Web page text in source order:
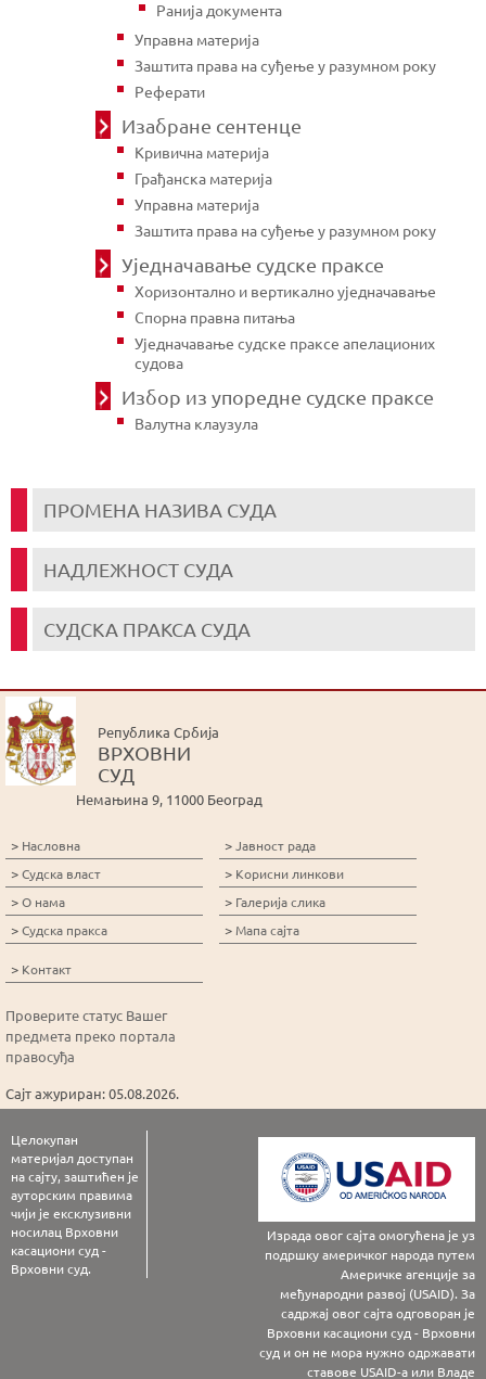
Ранија документа
Управна материја
Заштита права на суђење у разумном року
Реферати
Изабране сентенце
Кривична материја
Грађанска материја
Управна материја
Заштита права на суђење у разумном року
Уједначавање судске праксе
Хоризонтално и вертикално уједначавање
Спорна правна питања
Уједначавање судске праксе апелационих
судова
Избор из упоредне судске праксе
Валутна клаузула
ПРОМЕНА НАЗИВА СУДА
НАДЛЕЖНОСТ СУДА
СУДСКА ПРАКСА СУДА
Република Србија
ВРХОВНИ
СУД
Немањина 9, 11000 Београд
> Насловна
>Судска власт
>О нама
>Судска пракса
>Јавност рада
> Корисни линкови
> Галерија слика
> Мапа сајта
> Контакт
Проверите статус Вашег
предмета преко портала
правосуђа
Сајт ажуриран: 05.08.2026.
Целокупан
материјал доступан
на сајту, заштићен је
ауторским правима
чији је ексклузивни
носилац Врховни
касациони суд -
Врховни суд.
Израда овог сајта омогућена је уз
подршку америчког народа путем
Америчке агенције за
међународни развој (USAID). За
садржај овог сајта одговоран је
Врховни касациони суд - Врховни
суд и он не мора нужно одржавати
ставове USAID-а или Владе